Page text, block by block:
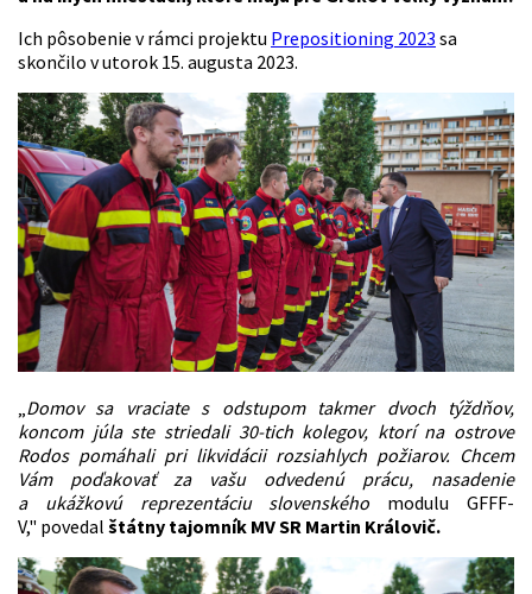
Ich pôsobenie v rámci projektu Prepositioning 2023 sa
skončilo v utorok 15. augusta 2023.
„Domov sa vraciate s odstupom takmer dvoch týždňov,
koncom júla ste striedali 30-tich kolegov, ktorí na ostrove
Rodos pomáhali pri likvidácii rozsiahlych požiarov. Chcem
Vám poďakovať za vašu odvedenú prácu, nasadenie
a ukážkovú reprezentáciu slovenského modulu GFFF-
V," povedal štátny tajomník MV SR Martin Královič.